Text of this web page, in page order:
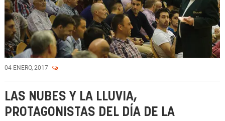
04 ENERO, 2017
LAS NUBES Y LA LLUVIA,
PROTAGONISTAS DEL DÍA DE LA